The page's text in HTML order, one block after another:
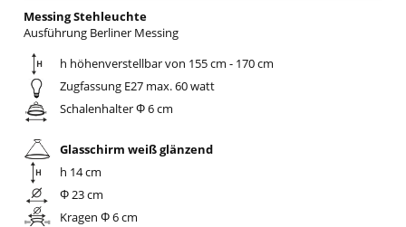
Messing Stehleuchte
Ausführung Berliner Messing
h höhenverstellbar von 155 cm - 170 cm
Zugfassung E27 max. 60 watt
Schalenhalter Φ 6 cm
Glasschirm weiß glänzend
h 14 cm
Φ 23 cm
Kragen Φ 6 cm